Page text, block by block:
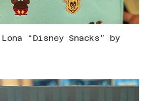
“Disney Snacks” by